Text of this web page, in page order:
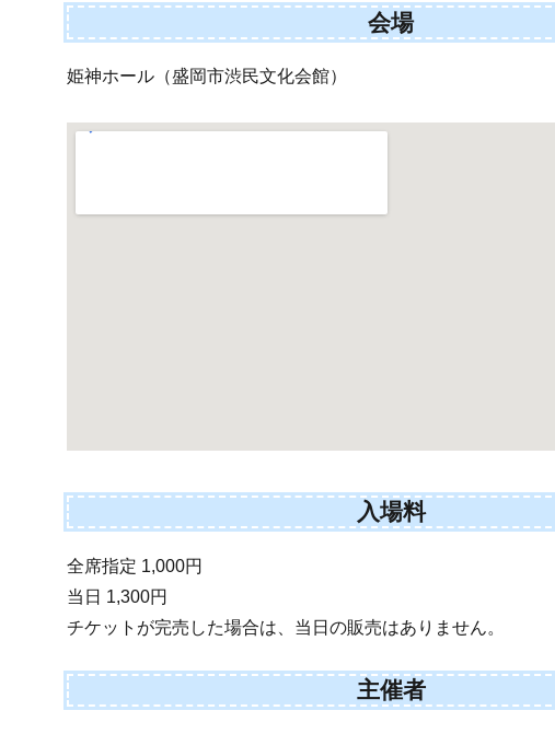
会場
姫神ホール（盛岡市渋民文化会館）
入場料
全席指定 1,000円
当日 1,300円
チケットが完売した場合は、当日の販売はありません。
主催者